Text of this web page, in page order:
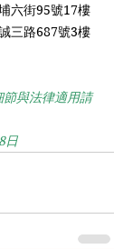
六街95號17樓
三路687號3樓
與法律適用請
日